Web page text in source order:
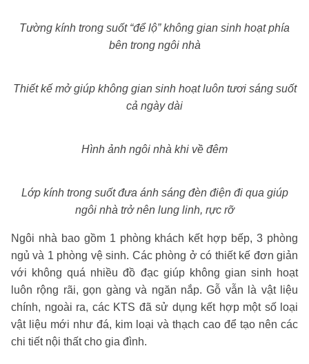
Tường kính trong suốt “để lộ” không gian sinh hoạt phía
bên trong ngôi nhà
Thiết kế mở giúp không gian sinh hoạt luôn tươi sáng suốt
cả ngày dài
Hình ảnh ngôi nhà khi về đêm
Lớp kính trong suốt đưa ánh sáng đèn điện đi qua giúp
ngôi nhà trở nên lung linh, rực rỡ
Ngôi nhà bao gồm 1 phòng khách kết hợp bếp, 3 phòng
ngủ và 1 phòng vệ sinh. Các phòng ở có thiết kế đơn giản
với không quá nhiều đồ đạc giúp không gian sinh hoạt
luôn rộng rãi, gọn gàng và ngăn nắp. Gỗ vẫn là vật liệu
chính, ngoài ra, các KTS đã sử dụng kết hợp một số loại
vật liệu mới như đá, kim loại và thạch cao để tạo nên các
chi tiết nội thất cho gia đình.